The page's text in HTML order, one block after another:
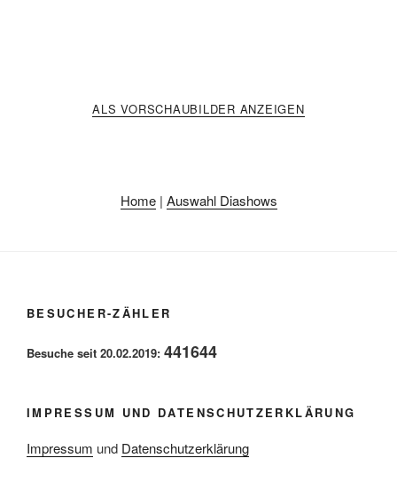
ALS VORSCHAUBILDER ANZEIGEN
Home| Auswahl Diashows
BESUCHER-ZÄHLER
Besuche seit 20.02.2019: 441644
IMPRESSUM UND DATENSCHUTZERKLÄRUNG
Impressum und Datenschutzerklärung